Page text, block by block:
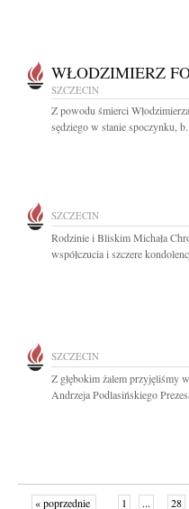
WŁODZIMIERZ
SZCZECIN
Z powodu śmierci
sędziego w stanie spoczynku,
SZCZECIN
Rodzinie i Bliskim Michała
współczucia i szczere
SZCZECIN
Z głębokim żalem przyjęliśmy
Andrzeja Podlasińskiego
« poprzednie 1 ... 28